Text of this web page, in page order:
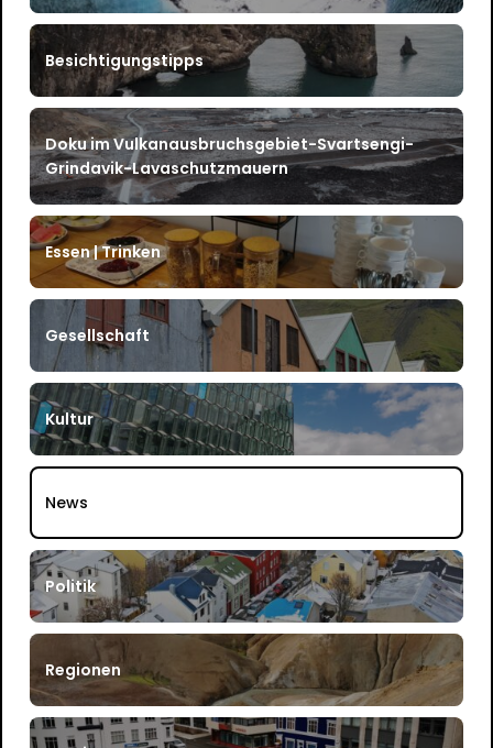
Besichtigungstipps
Doku im Vulkanausbruchsgebiet-Svartsengi-
Grindavik-Lavaschutzmauern
Essen | Trinken
Gesellschaft
Kultur
News
Politik
Regionen